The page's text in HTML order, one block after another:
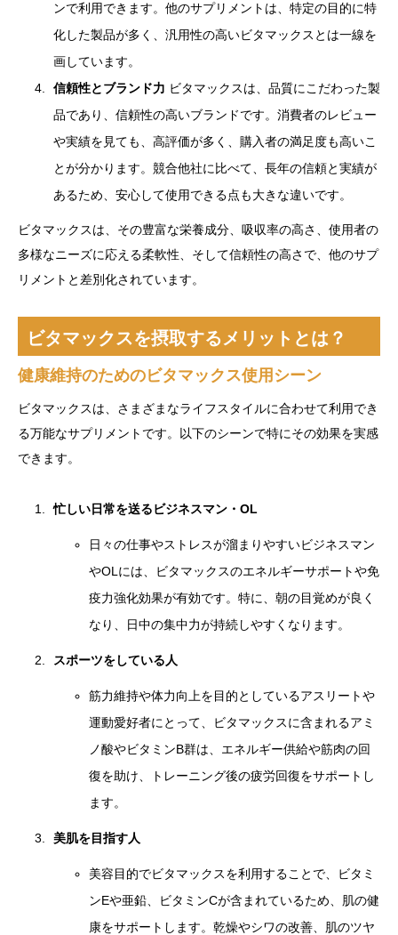
ンで利用できます。他のサプリメントは、特定の目的に特
化した製品が多く、汎用性の高いビタマックスとは一線を
画しています。
信頼性とブランド力 ビタマックスは、品質にこだわった製
品であり、信頼性の高いブランドです。消費者のレビュー
や実績を見ても、高評価が多く、購入者の満足度も高いこ
とが分かります。競合他社に比べて、長年の信頼と実績が
あるため、安心して使用できる点も大きな違いです。
ビタマックスは、その豊富な栄養成分、吸収率の高さ、使用者の
多様なニーズに応える柔軟性、そして信頼性の高さで、他のサプ
リメントと差別化されています。
ビタマックスを摂取するメリットとは？
健康維持のためのビタマックス使用シーン
ビタマックスは、さまざまなライフスタイルに合わせて利用でき
る万能なサプリメントです。以下のシーンで特にその効果を実感
できます。
忙しい日常を送るビジネスマン・OL
日々の仕事やストレスが溜まりやすいビジネスマン
やOLには、ビタマックスのエネルギーサポートや免
疫力強化効果が有効です。特に、朝の目覚めが良く
なり、日中の集中力が持続しやすくなります。
スポーツをしている人
筋力維持や体力向上を目的としているアスリートや
運動愛好者にとって、ビタマックスに含まれるアミ
ノ酸やビタミンB群は、エネルギー供給や筋肉の回
復を助け、トレーニング後の疲労回復をサポートし
ます。
美肌を目指す人
美容目的でビタマックスを利用することで、ビタミ
ンEや亜鉛、ビタミンCが含まれているため、肌の健
康をサポートします。乾燥やシワの改善、肌のツヤ